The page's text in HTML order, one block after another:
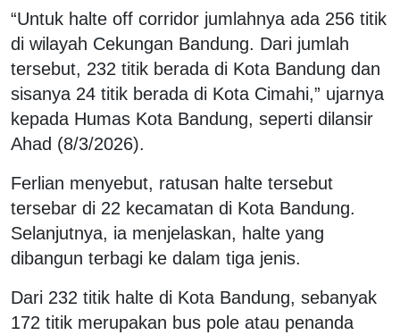
“Untuk halte off corridor jumlahnya ada 256 titik
di wilayah Cekungan Bandung. Dari jumlah
tersebut, 232 titik berada di Kota Bandung dan
sisanya 24 titik berada di Kota Cimahi,” ujarnya
kepada Humas Kota Bandung, seperti dilansir
Ahad (8/3/2026).
Ferlian menyebut, ratusan halte tersebut
tersebar di 22 kecamatan di Kota Bandung.
Selanjutnya, ia menjelaskan, halte yang
dibangun terbagi ke dalam tiga jenis.
Dari 232 titik halte di Kota Bandung, sebanyak
172 titik merupakan bus pole atau penanda